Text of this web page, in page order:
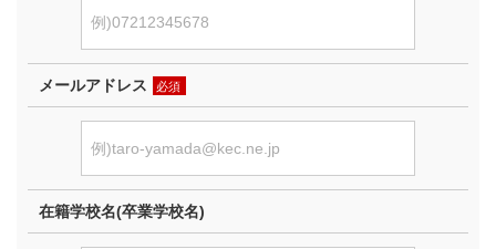
メールアドレス 必須
在籍学校名(卒業学校名)